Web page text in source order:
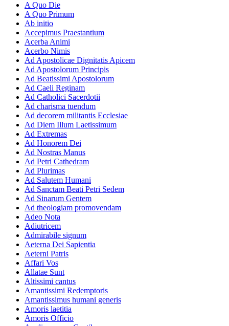
A Quo Die
A Quo Primum
Ab initio
Accepimus Praestantium
Acerba Animi
Acerbo Nimis
Ad Apostolicae Dignitatis Apicem
Ad Apostolorum Principis
Ad Beatissimi Apostolorum
Ad Caeli Reginam
Ad Catholici Sacerdotii
Ad charisma tuendum
Ad decorem militantis Ecclesiae
Ad Diem Illum Laetissimum
Ad Extremas
Ad Honorem Dei
Ad Nostras Manus
Ad Petri Cathedram
Ad Plurimas
Ad Salutem Humani
Ad Sanctam Beati Petri Sedem
Ad Sinarum Gentem
Ad theologiam promovendam
Adeo Nota
Adiutricem
Admirabile signum
Aeterna Dei Sapientia
Aeterni Patris
Affari Vos
Allatae Sunt
Altissimi cantus
Amantissimi Redemptoris
Amantissimus humani generis
Amoris laetitia
Amoris Officio